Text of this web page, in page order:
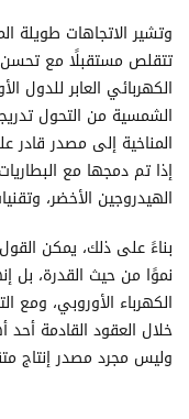
وتشير الاتجاهات طويلة
تتقلص مستقبلًا مع تحسن
الكهربائي العابر للدول
الشمسية من التحول
إذا تم دمجها مع
الهيدروجين الأخضر،
بناءً على ذلك، يمكن
نموًا من حيث القدرة، بل
الكهرباء الأوروبي، ومع
خلال العقود القادمة أحد
وليس مجرد مصدر إنتاج